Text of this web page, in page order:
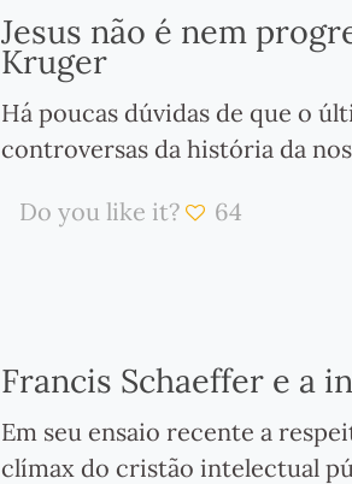
Jesus não é nem
Kruger
Há poucas dúvidas de que o
controversas da história da
Do you like it? 64
Francis Schaeffer e a
Em seu ensaio recente a
clímax do cristão intelectual